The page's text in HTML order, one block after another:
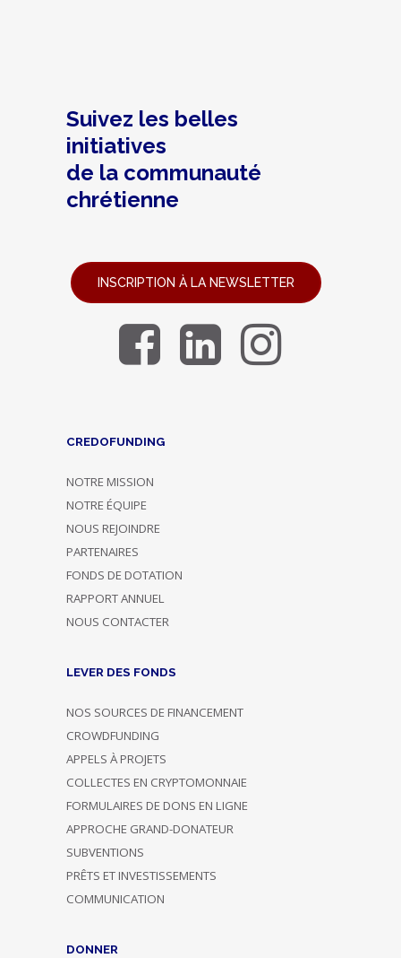
Suivez les belles
initiatives
de la communauté
chrétienne
INSCRIPTION À LA NEWSLETTER
CREDOFUNDING
NOTRE MISSION
NOTRE ÉQUIPE
NOUS REJOINDRE
PARTENAIRES
FONDS DE DOTATION
RAPPORT ANNUEL
NOUS CONTACTER
LEVER DES FONDS
NOS SOURCES DE FINANCEMENT
CROWDFUNDING
APPELS À PROJETS
COLLECTES EN CRYPTOMONNAIE
FORMULAIRES DE DONS EN LIGNE
APPROCHE GRAND-DONATEUR
SUBVENTIONS
PRÊTS ET INVESTISSEMENTS
COMMUNICATION
DONNER